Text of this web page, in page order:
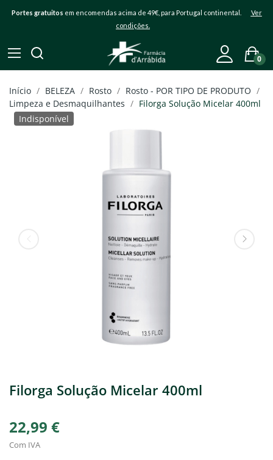
Portes gratuitos em encomendas acima de 49€, para Portugal continental. Ver
condições.
0
Início BELEZA Rosto
Rosto - POR TIPO DE PRODUTO
Limpeza e Desmaquilhantes
Filorga Solução Micelar 400ml
Indisponível
Filorga Solução Micelar 400ml
22,99 €
Com IVA